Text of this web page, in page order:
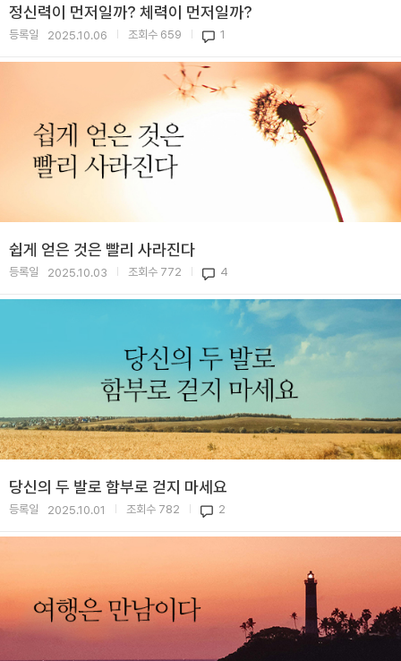
정신력이 먼저일까? 체력이 먼저일까?
등록일 2025.10.06 조회수 659 1
쉽게 얻은 것은 빨리 사라진다
등록일 2025.10.03 조회수 772 4
당신의 두 발로 함부로 걷지 마세요
등록일 2025.10.01 조회수 782 2